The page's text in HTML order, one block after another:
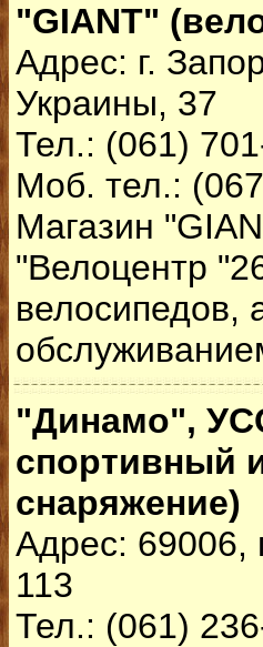
"GIANT"
Адрес: г.
Украины, 37
Тел.: (061)
Моб. тел.:
Магазин
"Велоцентр
велосипедов,
"Динамо",
спортивный
снаряжение)
Адрес: 69006,
113
Тел.: (061)